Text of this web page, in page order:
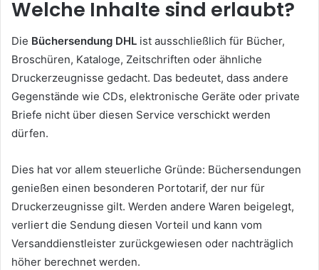
Welche Inhalte sind erlaubt?
Die Büchersendung DHL ist ausschließlich für Bücher,
Broschüren, Kataloge, Zeitschriften oder ähnliche
Druckerzeugnisse gedacht. Das bedeutet, dass andere
Gegenstände wie CDs, elektronische Geräte oder private
Briefe nicht über diesen Service verschickt werden
dürfen.
Dies hat vor allem steuerliche Gründe: Büchersendungen
genießen einen besonderen Portotarif, der nur für
Druckerzeugnisse gilt. Werden andere Waren beigelegt,
verliert die Sendung diesen Vorteil und kann vom
Versanddienstleister zurückgewiesen oder nachträglich
höher berechnet werden.